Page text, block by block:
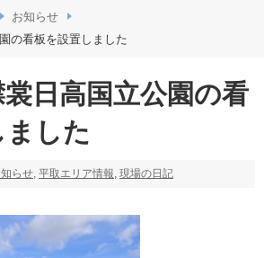
お知らせ
の看板を設置しました
裳日高国立公園の看
した
らせ 平取エリア情報 現場の日記